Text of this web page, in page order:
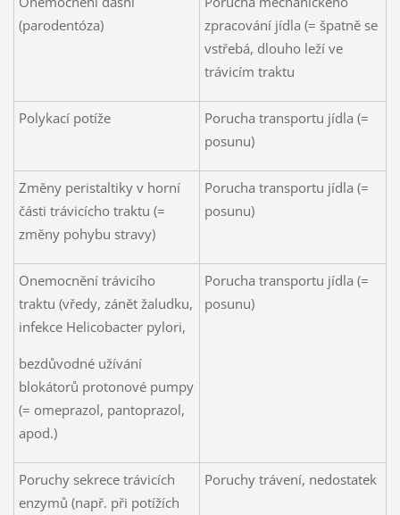
(parodentóza)
zpracování jídla (= špatně se
vstřebá, dlouho leží ve
trávicím traktu
Polykací potíže
Porucha transportu jídla (=
posunu)
Změny peristaltiky v horní
části trávicícho traktu (=
změny pohybu stravy)
Porucha transportu jídla (=
posunu)
Onemocnění trávicího
traktu (vředy, zánět žaludku,
infekce Helicobacter pylori,
bezdůvodné užívání
blokátorů protonové pumpy
(= omeprazol, pantoprazol,
apod.)
Porucha transportu jídla (=
posunu)
Poruchy sekrece trávicích
enzymů (např. při potížích
Poruchy trávení, nedostatek